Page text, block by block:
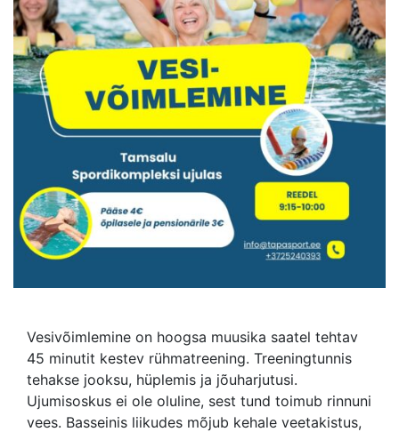
Vesivõimlemine on hoogsa muusika saatel tehtav
45 minutit kestev rühmatreening. Treeningtunnis
tehakse jooksu, hüplemis ja jõuharjutusi.
Ujumisoskus ei ole oluline, sest tund toimub rinnuni
vees. Basseinis liikudes mõjub kehale veetakistus,